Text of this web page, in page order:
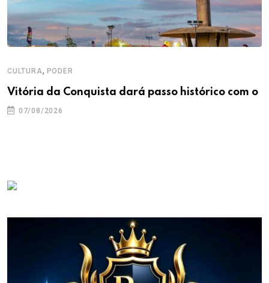
CULTURA, PODER
Vitória da Conquista dará passo histórico com o
07/08/2026